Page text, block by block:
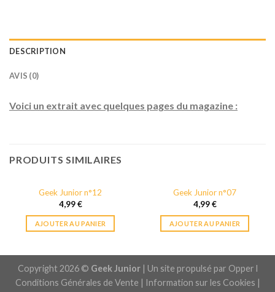
DESCRIPTION
AVIS (0)
Voici un extrait avec quelques pages du magazine :
PRODUITS SIMILAIRES
Geek Junior n°12
4,99€
AJOUTER AU PANIER
Geek Junior n°07
4,99€
AJOUTER AU PANIER
Copyright 2026 © Geek Junior| Un site propulsé par Opper l
Conditions Générales de Vente | Information sur les Cookies |